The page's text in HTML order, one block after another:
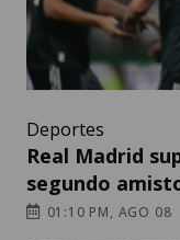
Deportes
Real Madrid
segundo
01:10 PM, AGO 08